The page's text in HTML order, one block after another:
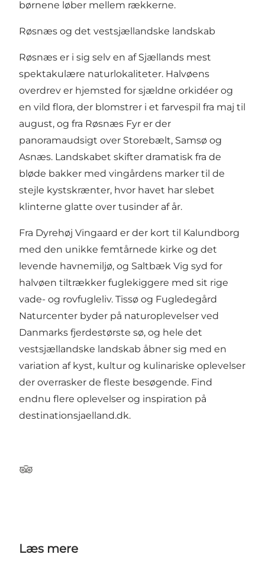
børnene løber mellem rækkerne.
Røsnæs og det vestsjællandske landskab
Røsnæs er i sig selv en af Sjællands mest
spektakulære naturlokaliteter. Halvøens
overdrev er hjemsted for sjældne orkidéer og
en vild flora, der blomstrer i et farvespil fra maj til
august, og fra Røsnæs Fyr er der
panoramaudsigt over Storebælt, Samsø og
Asnæs. Landskabet skifter dramatisk fra de
bløde bakker med vingårdens marker til de
stejle kystskrænter, hvor havet har slebet
klinterne glatte over tusinder af år.
Fra Dyrehøj Vingaard er der kort til Kalundborg
med den unikke femtårnede kirke og det
levende havnemiljø, og Saltbæk Vig syd for
halvøen tiltrækker fuglekiggere med sit rige
vade- og rovfugleliv. Tissø og Fugledegård
Naturcenter byder på naturoplevelser ved
Danmarks fjerdestørste sø, og hele det
vestsjællandske landskab åbner sig med en
variation af kyst, kultur og kulinariske oplevelser
der overrasker de fleste besøgende. Find
endnu flere oplevelser og inspiration på
destinationsjaelland.dk.
TripAdvisor
Læs mere